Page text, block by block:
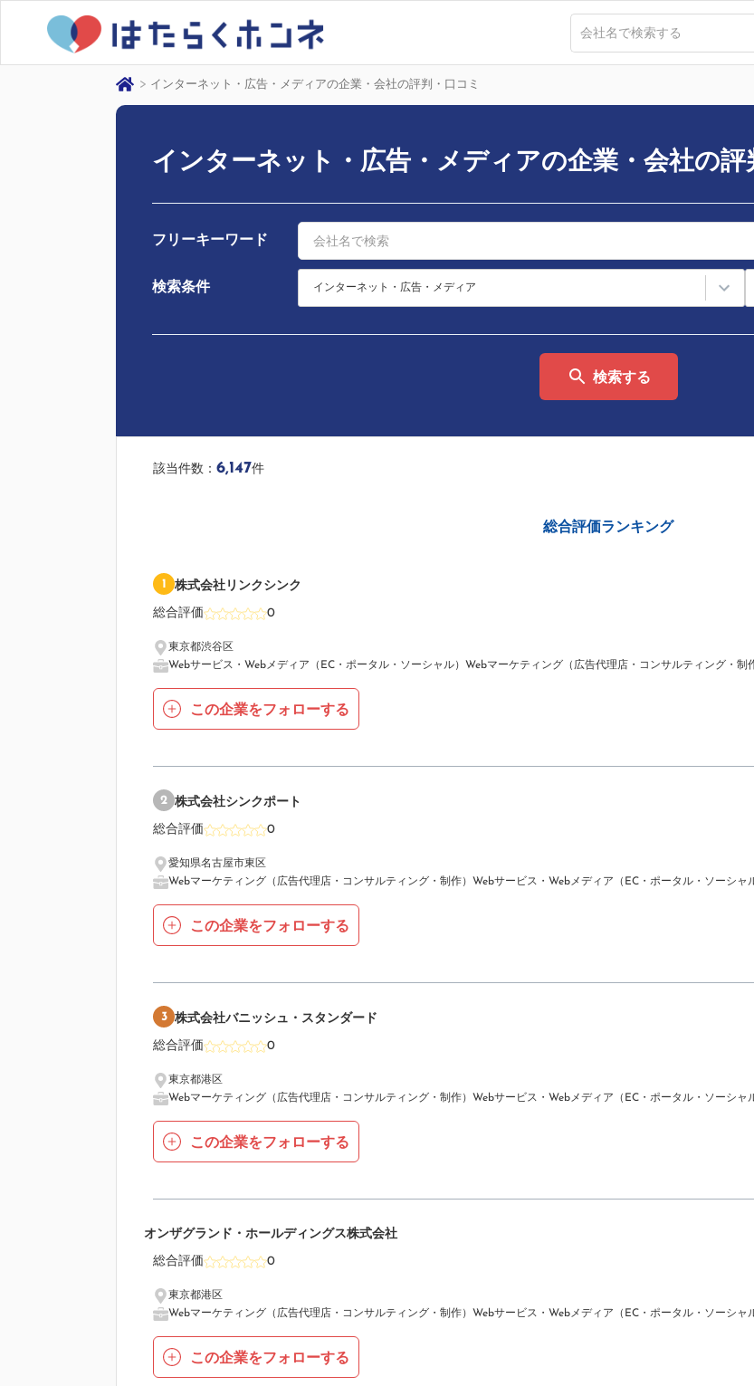
インターネット・広告・メディアの企業・会社の評判・口コミ
インターネット・広告・メディアの企業・会社の評
フリーキーワード
検索条件 インターネット・広告・メディア
検索する
該当件数： 6,147件
総合評価ランキング
1 株式会社リンクシンク
総合評価 0
東京都渋谷区
Webサービス・Webメディア（EC・ポータル・ソーシャル）
Webマーケティング（広告代理店・コンサルティング・制
この企業をフォローする
2 株式会社シンクポート
総合評価 0
愛知県名古屋市東区
Webマーケティング（広告代理店・コンサルティング・制作）
Webサービス・Webメディア（EC・ポータル・ソーシャ
この企業をフォローする
3 株式会社バニッシュ・スタンダード
総合評価 0
東京都港区
Webマーケティング（広告代理店・コンサルティング・制作）
Webサービス・Webメディア（EC・ポータル・ソーシャ
この企業をフォローする
4
オンザグランド・ホールディングス株式会社
総合評価
0
東京都港区
Webマーケティング（広告代理店・コンサルティング・制作）
Webサービス・Webメディア（EC・ポータル・ソーシャ
この企業をフォローする